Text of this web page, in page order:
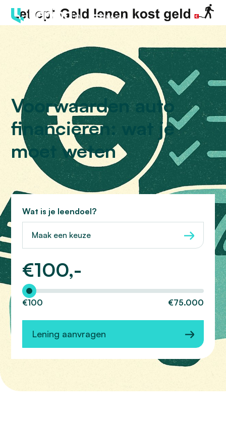
Menu
Voorwaarden auto
financieren: wat je
moet weten
Wat is je leendoel?
Maak een keuze
€100,-
Hoeveel wilt u lenen?
€100 €75.000
Lening aanvragen